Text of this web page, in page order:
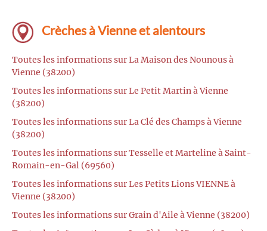
Crèches à Vienne et alentours
Toutes les informations sur La Maison des Nounous à
Vienne (38200)
Toutes les informations sur Le Petit Martin à Vienne
(38200)
Toutes les informations sur La Clé des Champs à Vienne
(38200)
Toutes les informations sur Tesselle et Marteline à Saint-
Romain-en-Gal (69560)
Toutes les informations sur Les Petits Lions VIENNE à
Vienne (38200)
Toutes les informations sur Grain d'Aile à Vienne (38200)